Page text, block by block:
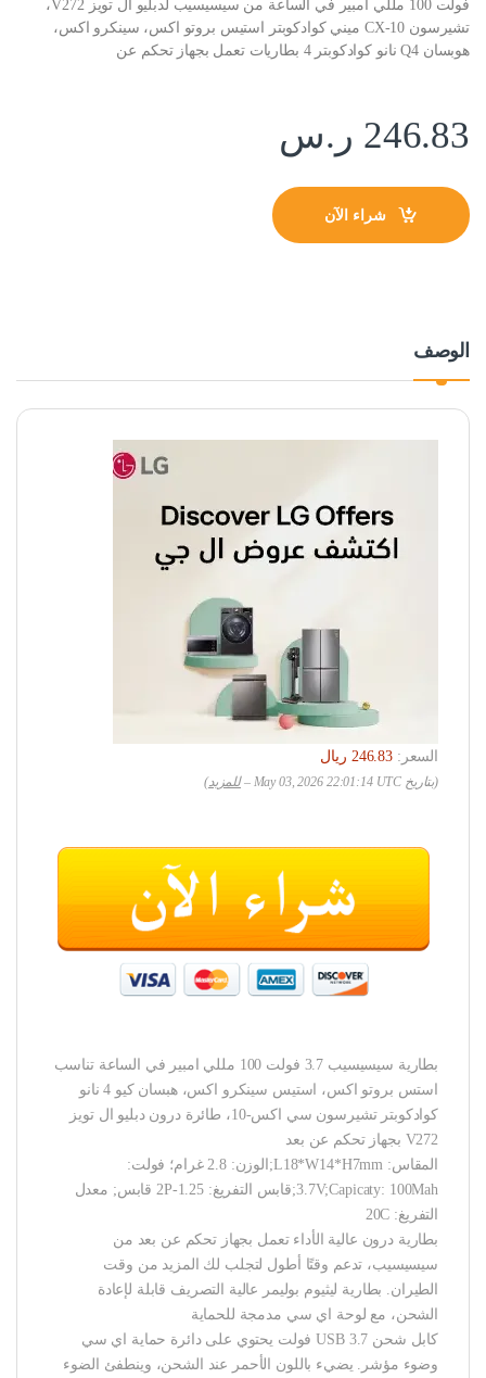
فولت 100 مللي امبير في الساعة من سيسيسيب لدبليو ال تويز V272،
تشيرسون CX-10 ميني كوادكوبتر استيس بروتو اكس، سينكرو اكس،
هوبسان Q4 نانو كوادكوبتر 4 بطاريات تعمل بجهاز تحكم عن
246.83 ر.س
شراء الآن
الوصف
السعر:
‏246.83 ريال
(بتاريخ May 03, 2026 22:01:14 UTC – للمزيد)
بطارية سيسيسيب 3.7 فولت 100 مللي امبير في الساعة تناسب
استس بروتو اكس، استيس سينكرو اكس، هبسان كيو 4 نانو
كوادكوبتر تشيرسون سي اكس-10، طائرة درون دبليو ال تويز
V272 بجهاز تحكم عن بعد
المقاس: L18*W14*H7mm;الوزن: 2.8 غرام؛ فولت:
3.7V;Capicaty: 100Mah;قابس التفريغ: 1.25-2P قابس; معدل
التفريغ: 20C
بطارية درون عالية الأداء تعمل بجهاز تحكم عن بعد من
سيسيسيب، تدعم وقتًا أطول لتجلب لك المزيد من وقت
الطيران. بطارية ليثيوم بوليمر عالية التصريف قابلة لإعادة
الشحن، مع لوحة اي سي مدمجة للحماية
كابل شحن USB 3.7 فولت يحتوي على دائرة حماية اي سي
وضوء مؤشر. يضيء باللون الأحمر عند الشحن، وينطفئ الضوء